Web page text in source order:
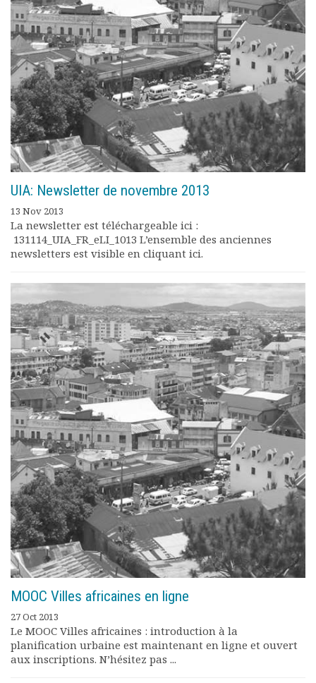
UIA: Newsletter de novembre 2013
13 Nov 2013
La newsletter est téléchargeable ici :
131114_UIA_FR_eLI_1013 L’ensemble des anciennes
newsletters est visible en cliquant ici.
MOOC Villes africaines en ligne
27 Oct 2013
Le MOOC Villes africaines : introduction à la
planification urbaine est maintenant en ligne et ouvert
aux inscriptions. N’hésitez pas ...